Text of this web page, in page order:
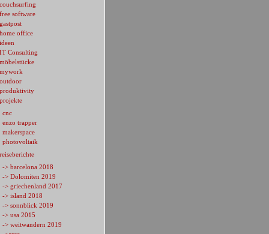
couchsurfing
free software
gastpost
home office
ideen
IT Consulting
möbelstücke
mywork
outdoor
produktivity
projekte
cnc
enzo trapper
makerspace
photovoltaik
reiseberichte
-> barcelona 2018
-> Dolomiten 2019
-> griechenland 2017
-> island 2018
-> sonnblick 2019
-> usa 2015
-> weitwandern 2019